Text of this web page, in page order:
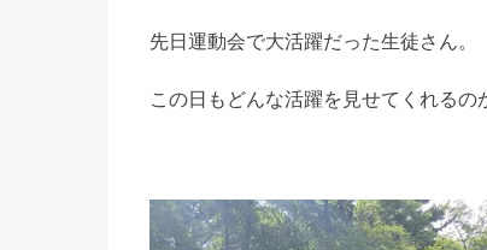
先日運動会で大活躍だった生徒さん。
この日もどんな活躍を見せてくれるの